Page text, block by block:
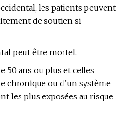
les patients peuvent
de soutien si
peut être mortel.
50 ans ou plus et celles
chronique ou d’un système
les plus exposées au risque